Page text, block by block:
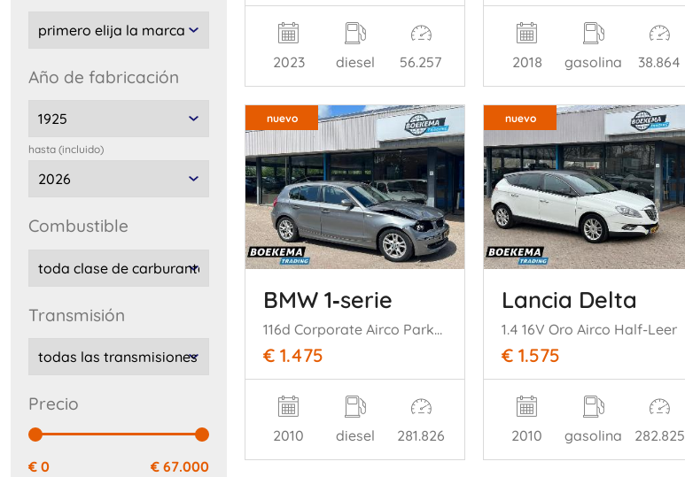
año de fabricación
hasta (incluido)
combustible
transmisión
precio
€ 0 € 67.000
2023 diesel 56.257 2018 gasolina 38.864
nuevo
BMW 1‑serie
116d Corporate Airco Parkeersensoren 5-Deurs
€ 1.475
2010 diesel 281.826
nuevo
Lancia Delta
1.4 16V Oro Airco Half-Leer
€ 1.575
2010 gasolina 282.825